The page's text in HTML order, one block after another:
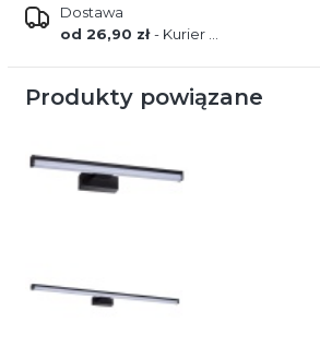
Dostawa
od 26,90 zł- Kurier GLS Poland
Produkty powiązane